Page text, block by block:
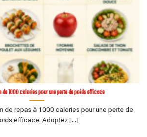
de 1000 calories pour une perte de poids efficace
de repas à 1000 calories pour une perte de
efficace. Adoptez [...]